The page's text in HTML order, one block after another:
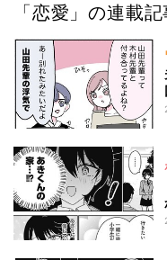
「恋愛」の連載記